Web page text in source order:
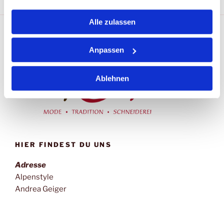
Alle zulassen
Anpassen
Ablehnen
HIER FINDEST DU UNS
Adresse
Alpenstyle
Andrea Geiger